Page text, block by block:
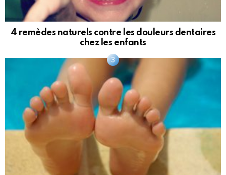
4 remèdes naturels contre les douleurs dentaires
chez les enfants